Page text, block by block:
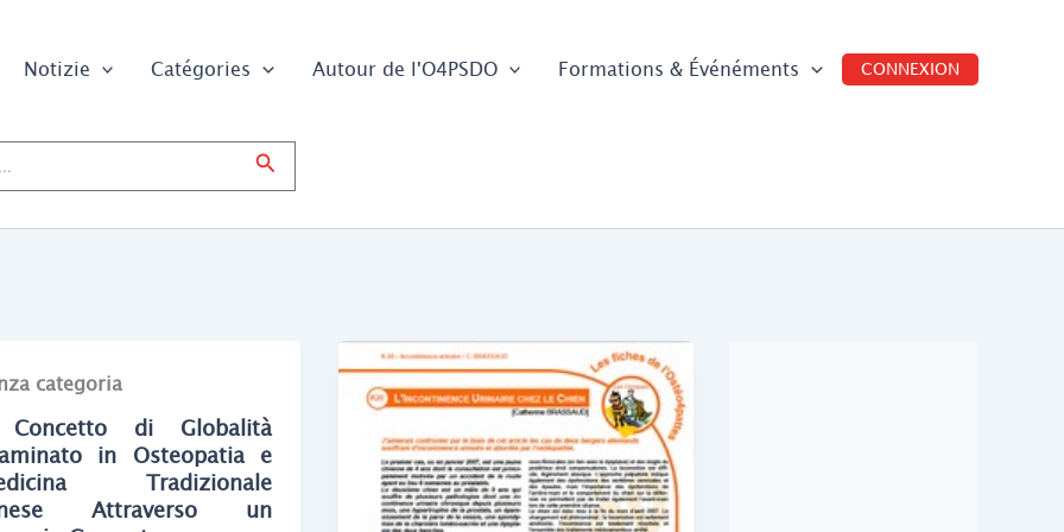
Notizie Catégories Autour de l'O4PSDO Formations & Événéments CONNEXION
Cerca
categoria
di Globalità
in Osteopatia e
Tradizionale
Attraverso un